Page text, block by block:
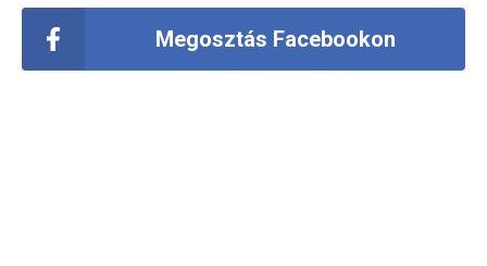
Megosztás Facebookon